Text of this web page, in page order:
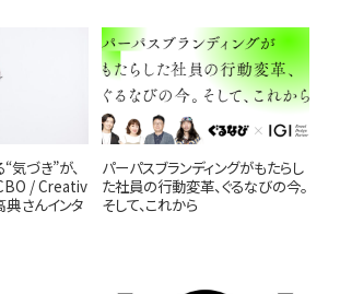
気づき”が、
/ Creativ
さんインタ
パーパスブランディングがもたらし
た社員の行動変革、ぐるなびの今。
そして、これから